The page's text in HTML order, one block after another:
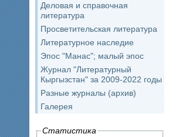
Деловая и справочная
литература
Просветительская литература
Литературное наследие
Эпос "Манас"; малый эпос
Журнал "Литературный
Кыргызстан" за 2009-2022 годы
Разные журналы (архив)
Галерея
Статистика